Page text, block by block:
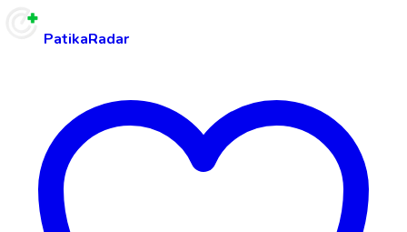
PatikaRadar